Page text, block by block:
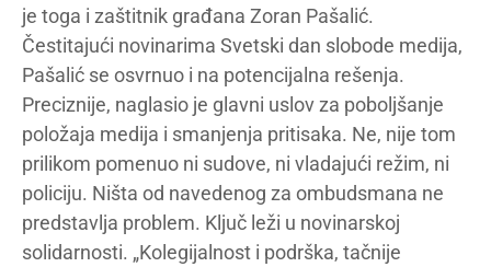
je toga i zaštitnik građana Zoran Pašalić.
Čestitajući novinarima Svetski dan slobode medija,
Pašalić se osvrnuo i na potencijalna rešenja.
Preciznije, naglasio je glavni uslov za poboljšanje
položaja medija i smanjenja pritisaka. Ne, nije tom
prilikom pomenuo ni sudove, ni vladajući režim, ni
policiju. Ništa od navedenog za ombudsmana ne
predstavlja problem. Ključ leži u novinarskoj
solidarnosti. „Kolegijalnost i podrška, tačnije